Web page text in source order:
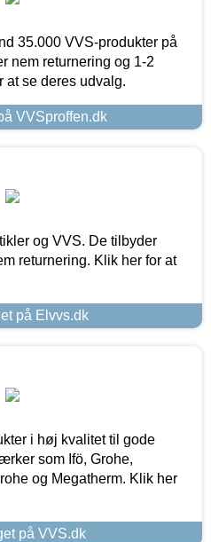
35.000 VVS-produkter på
nem returnering og 1-2
at se deres udvalg.
VVSproffen.dk
og VVS. De tilbyder
returnering. Klik her for at
på Elvvs.dk
i høj kvalitet til gode
som Ifö, Grohe,
og Megatherm. Klik her
på VVS.dk